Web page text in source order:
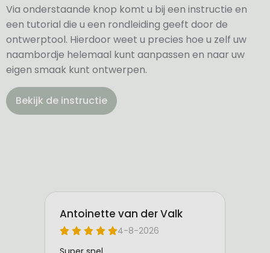
Via onderstaande knop komt u bij een instructie en
een tutorial die u een rondleiding geeft door de
ontwerptool. Hierdoor weet u precies hoe u zelf uw
naambordje helemaal kunt aanpassen en naar uw
eigen smaak kunt ontwerpen.
Bekijk de instructie